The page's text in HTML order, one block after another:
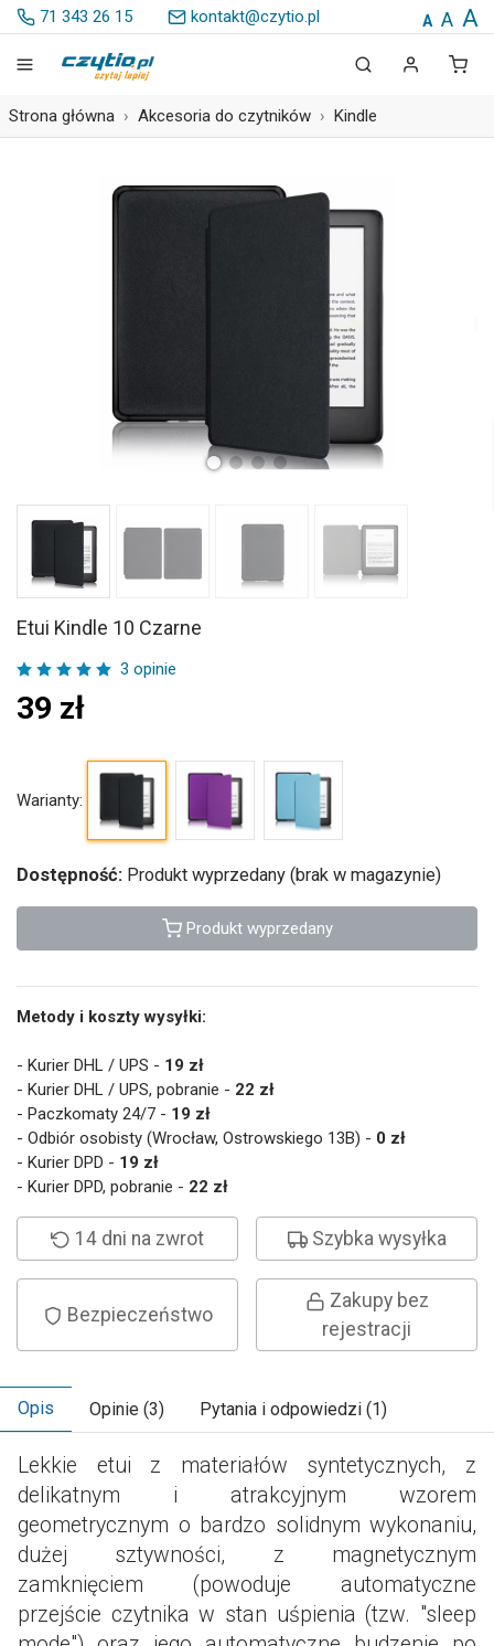
71 343 26 15 kontakt@czytio.pl A A A
Strona główna Akcesoria do czytników Kindle
Etui Kindle 10 Czarne
3 opinie
39 zł
Warianty:
Dostępność: Produkt wyprzedany (brak w magazynie)
Produkt wyprzedany
Metody i koszty wysyłki:
- Kurier DHL / UPS - 19 zł
- Kurier DHL / UPS, pobranie - 22 zł
- Paczkomaty 24/7 - 19 zł
- Odbiór osobisty (Wrocław, Ostrowskiego 13B) - 0 zł
- Kurier DPD - 19 zł
- Kurier DPD, pobranie - 22 zł
14 dni na zwrot Szybka wysyłka
Bezpieczeństwo
Zakupy bez
rejestracji
Opis Opinie (3) Pytania i odpowiedzi (1)
Lekkie etui z materiałów syntetycznych, z
delikatnym i atrakcyjnym wzorem
geometrycznym o bardzo solidnym wykonaniu,
dużej sztywności, z magnetycznym
zamknięciem (powoduje automatyczne
przejście czytnika w stan uśpienia (tzw. "sleep